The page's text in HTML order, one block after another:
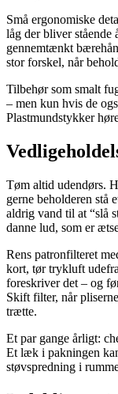
Små ergonomiske
låg der bliver stående
gennemtænkt
stor forskel, når
Tilbehør som smalt
– men kun hvis de
Plastmundstykker
Tøm altid udendørs.
gerne beholderen stå
aldrig vand til at “slå
danne lud, som er
Rens patronfilteret
kort, tør trykluft
foreskriver det – og
Skift filter, når
trætte.
Et par gange årligt:
Et læk i pakningen
støvspredning i